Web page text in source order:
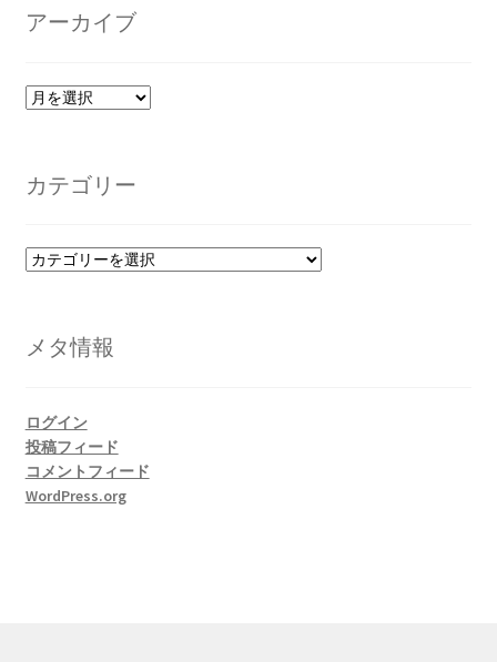
アーカイブ
ア
ブ
カテゴリー
カ
ー
メタ情報
ログイン
投稿フィード
コメントフィード
WordPress.org